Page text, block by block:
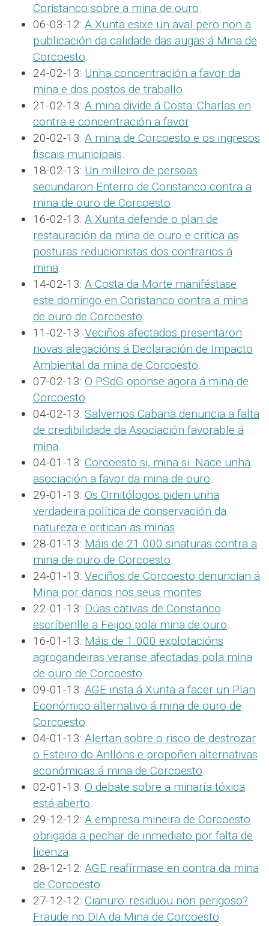
Coristanco sobre a mina de ouro.
06-03-12: A Xunta esixe un aval pero non a
publicación da calidade das augas á Mina de
Corcoesto.
24-02-13: Unha concentración a favor da
mina e dos postos de traballo.
21-02-13: A mina divide á Costa: Charlas en
contra e concentración a favor.
20-02-13: A mina de Corcoesto e os ingresos
fiscais municipais.
18-02-13: Un milleiro de persoas
secundaron Enterro de Coristanco contra a
mina de ouro de Corcoesto.
16-02-13: A Xunta defende o plan de
restauración da mina de ouro e critica as
posturas reducionistas dos contrarios á
mina.
14-02-13: A Costa da Morte maniféstase
este domingo en Coristanco contra a mina
de ouro de Corcoesto.
11-02-13: Veciños afectados presentaron
novas alegacións á Declaración de Impacto
Ambiental da mina de Corcoesto.
07-02-13: O PSdG oponse agora á mina de
Corcoesto.
04-02-13: Salvemos Cabana denuncia a falta
de credibilidade da Asociación favorable á
mina.
04-01-13: Corcoesto si, mina si. Nace unha
asociación a favor da mina de ouro.
29-01-13: Os Ornitólogos piden unha
verdadeira política de conservación da
natureza e critican as minas.
28-01-13: Máis de 21.000 sinaturas contra a
mina de ouro de Corcoesto.
24-01-13: Veciños de Corcoesto denuncian á
Mina por danos nos seus montes.
22-01-13: Dúas cativas de Coristanco
escríbenlle a Feijoo pola mina de ouro.
16-01-13: Máis de 1.000 explotacións
agrogandeiras veranse afectadas pola mina
de ouro de Corcoesto.
09-01-13: AGE insta á Xunta a facer un Plan
Económico alternativo á mina de ouro de
Corcoesto.
04-01-13: Alertan sobre o risco de destrozar
o Esteiro do Anllóns e propoñen alternativas
económicas á mina de Corcoesto
02-01-13: O debate sobre a minaría tóxica
está aberto.
29-12-12: A empresa mineira de Corcoesto
obrigada a pechar de inmediato por falta de
licenza.
28-12-12: AGE reafírmase en contra da mina
de Corcoesto.
27-12-12: Cianuro: residuou non perigoso?
Fraude no DIA da Mina de Corcoesto.